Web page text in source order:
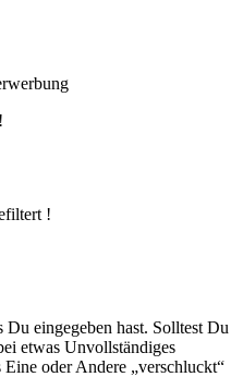
!
eingegeben hast. Solltest Du
etwas Unvollständiges
Eine oder Andere „verschluckt“